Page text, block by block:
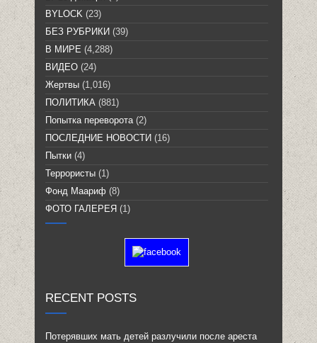
BYLOCK (23)
БЕЗ РУБРИКИ (39)
В МИРЕ (4,288)
ВИДЕО (24)
Жертвы (1,016)
ПОЛИТИКА (881)
Попытка переворота(2)
ПОСЛЕДНИЕ НОВОСТИ (16)
Пытки (4)
Террористы (1)
Фонд Маариф (8)
ФОТО ГАЛЕРЕЯ (1)
RECENT POSTS
Потерявших мать детей разлучили после ареста